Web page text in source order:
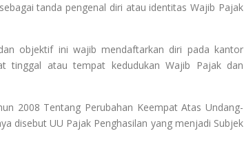
tanda pengenal diri atau identitas Wajib Pajak
objektif ini wajib mendaftarkan diri pada kantor
tinggal atau tempat kedudukan Wajib Pajak dan
2008 Tentang Perubahan Keempat Atas Undang-
disebut UU Pajak Penghasilan yang menjadi Subjek